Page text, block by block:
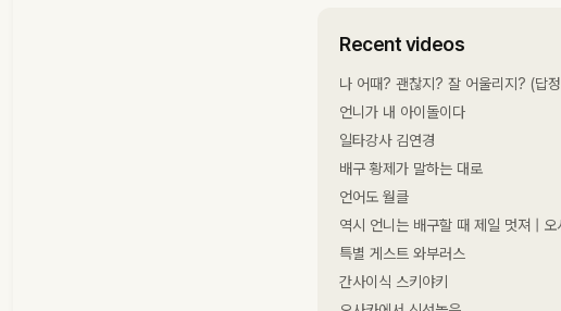
Recent videos
나 어때? 괜찮지? 잘 어울리지? (답
언니가 내 아이돌이다
일타강사 김연경
배구 황제가 말하는 대로
언어도 월클
역시 언니는 배구할 때 제일 멋져 |
특별 게스트 와부러스
간사이식 스키야키